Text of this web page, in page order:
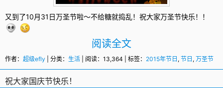
又到了10月31日万圣节啦～不给糖就捣乱！祝大家万圣节快乐！！
阅读全文
作者： 超级efly | 分类： 生活 | 阅读：13,364 | 标签： 2015年节日 , 节日 , 万圣节
祝大家国庆节快乐！